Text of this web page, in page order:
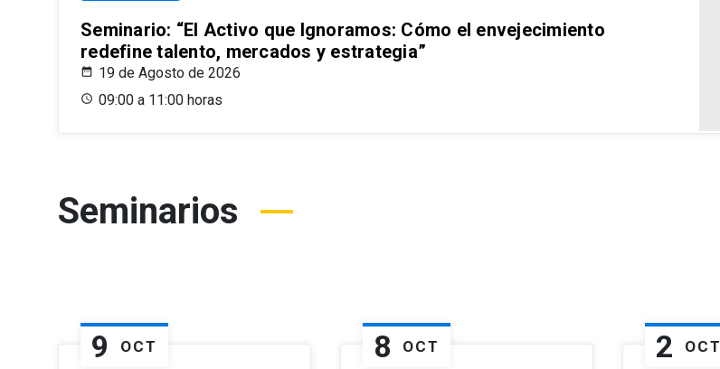
Seminario: “El Activo que Ignoramos: Cómo el envejecimiento
redefine talento, mercados y estrategia”
19 de Agosto de 2026
09:00 a 11:00 horas
Seminarios
9 OCT 8 OCT 2 OCT